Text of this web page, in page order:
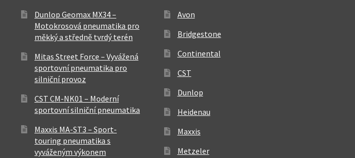
Dunlop Geomax MX34 –
Motokrosová pneumatika pro
měkký a středně tvrdý terén
Mitas Street Force – Vyvážená
sportovní pneumatika pro
silniční provoz
CST CM-NK01 – Moderní
sportovní silniční pneumatika
Maxxis MA-ST3 – Sport-
touring pneumatika s
vyváženým výkonem
Avon
Bridgestone
Continental
CST
Dunlop
Heidenau
Maxxis
Metzeler